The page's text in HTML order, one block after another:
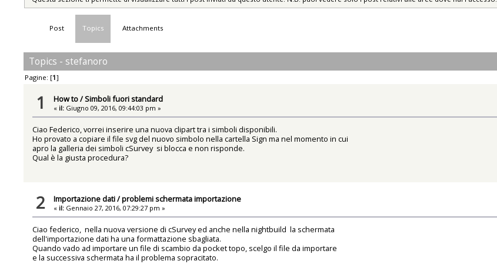
Post Topics Attachments
Topics - stefanoro
Pagine: [1]
1 How to/Simboli fuori standard
« il: Giugno 09, 2016, 09:44:03 pm »
Ciao Federico, vorrei inserire una nuova clipart tra i simboli disponibili.
Ho provato a copiare il file svg del nuovo simbolo nella cartella Sign ma nel momento in cui
apro la galleria dei simboli cSurvey si blocca e non risponde.
Qual è la giusta procedura?
2 Importazione dati/problemi schermata importazione
« il: Gennaio 27, 2016, 07:29:27 pm »
Ciao federico, nella nuova versione di cSurvey ed anche nella nightbuild la schermata
dell'importazione dati ha una formattazione sbagliata.
Quando vado ad importare un file di scambio da pocket topo, scelgo il file da importare
e la successiva schermata ha il problema sopracitato.